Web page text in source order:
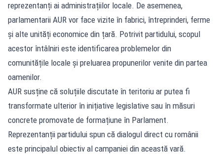
reprezentanți ai administrațiilor locale. De asemenea,
parlamentarii AUR vor face vizite în fabrici, întreprinderi, ferme
și alte unități economice din țară. Potrivit partidului, scopul
acestor întâlniri este identificarea problemelor din
comunitățile locale și preluarea propunerilor venite din partea
oamenilor.
AUR susține că soluțiile discutate în teritoriu ar putea fi
transformate ulterior în inițiative legislative sau în măsuri
concrete promovate de formațiune în Parlament.
Reprezentanții partidului spun că dialogul direct cu românii
este principalul obiectiv al campaniei din această vară.